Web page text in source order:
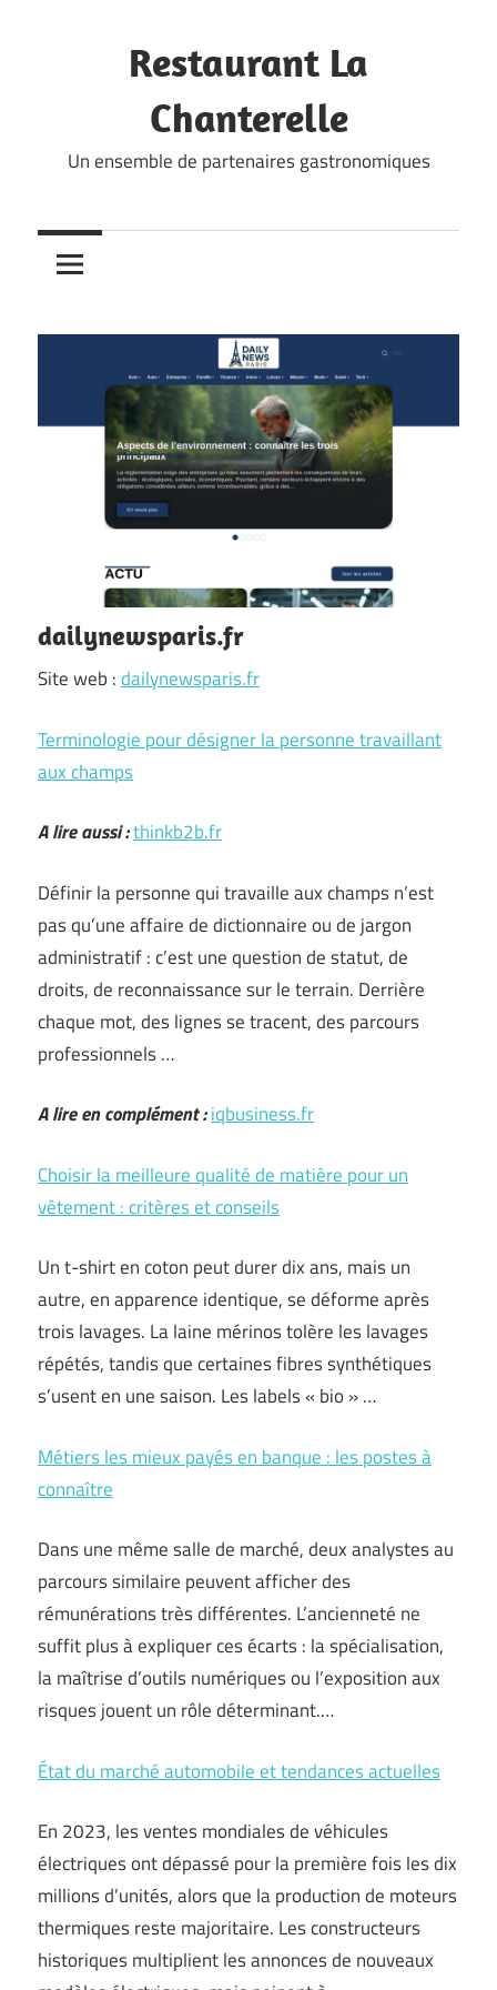
Restaurant La
Chanterelle
Un ensemble de partenaires gastronomiques
dailynewsparis.fr
Site web :dailynewsparis.fr
Terminologie pour désigner la personne travaillant
aux champs
A lire aussi :thinkb2b.fr
Définir la personne qui travaille aux champs n’est
pas qu’une affaire de dictionnaire ou de jargon
administratif : c’est une question de statut, de
droits, de reconnaissance sur le terrain. Derrière
chaque mot, des lignes se tracent, des parcours
professionnels …
A lire en complément :iqbusiness.fr
Choisir la meilleure qualité de matière pour un
vêtement : critères et conseils
Un t-shirt en coton peut durer dix ans, mais un
autre, en apparence identique, se déforme après
trois lavages. La laine mérinos tolère les lavages
répétés, tandis que certaines fibres synthétiques
s’usent en une saison. Les labels « bio » …
Métiers les mieux payés en banque : les postes à
connaître
Dans une même salle de marché, deux analystes au
parcours similaire peuvent afficher des
rémunérations très différentes. L’ancienneté ne
suffit plus à expliquer ces écarts : la spécialisation,
la maîtrise d’outils numériques ou l’exposition aux
risques jouent un rôle déterminant.…
État du marché automobile et tendances actuelles
En 2023, les ventes mondiales de véhicules
électriques ont dépassé pour la première fois les dix
millions d’unités, alors que la production de moteurs
thermiques reste majoritaire. Les constructeurs
historiques multiplient les annonces de nouveaux